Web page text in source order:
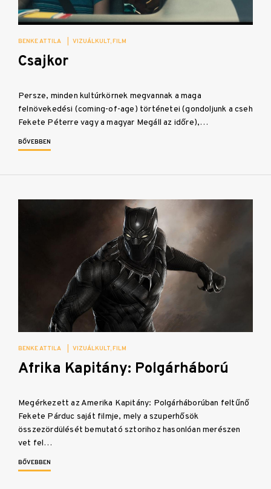
BENKE ATTILA VIZUÁLKULT FILM
Csajkor
Persze, minden kultúrkörnek megvannak a maga
felnövekedési (coming-of-age) történetei (gondoljunk a cseh
Fekete Péterre vagy a magyar Megáll az időre),…
BŐVEBBEN
BENKE ATTILA VIZUÁLKULT FILM
Afrika Kapitány: Polgárháború
Megérkezett az Amerika Kapitány: Polgárháborúban feltűnő
Fekete Párduc saját filmje, mely a szuperhősök
összezördülését bemutató sztorihoz hasonlóan merészen
vet fel…
BŐVEBBEN